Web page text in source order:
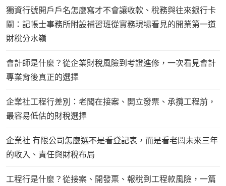
獨資行號開戶戶名怎麼寫才不會讓收款、稅務與往來銀行卡
關：記帳士事務所附設補習班從實務現場看見的開業第一道
財稅分水嶺
會計師是什麼？從企業財稅風險到考證進修，一次看見會計
專業背後真正的選擇
企業社工程行差別：老闆在接案、開立發票、承攬工程前，
最容易低估的財稅選擇
企業社 有限公司怎麼選不是看登記表，而是看老闆未來三年
的收入、責任與財稅布局
工程行是什麼？從接案、開發票、報稅到工程款風險，一篇